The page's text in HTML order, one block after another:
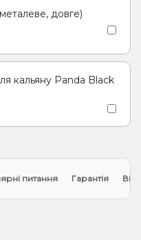
Сандал, Фіалка
довге)
кальяну Panda Black
питання Гарантія